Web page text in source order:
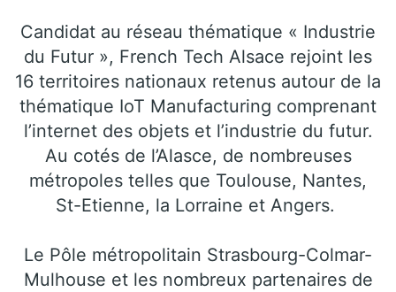
Candidat au réseau thématique « Industrie
du Futur », French Tech Alsace rejoint les
16 territoires nationaux retenus autour de la
thématique IoT Manufacturing comprenant
l’internet des objets et l’industrie du futur.
Au cotés de l’Alasce, de nombreuses
métropoles telles que Toulouse, Nantes,
St-Etienne, la Lorraine et Angers.
Le Pôle métropolitain Strasbourg-Colmar-
Mulhouse et les nombreux partenaires de